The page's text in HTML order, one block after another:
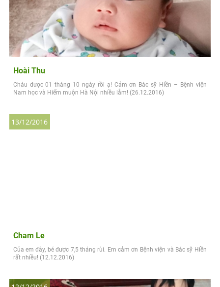
Hoài Thu
Cháu được 01 tháng 10 ngày rồi ạ! Cảm ơn Bác sỹ Hiền – Bệnh viện
Nam học và Hiếm muộn Hà Nội nhiều lắm! (26.12.2016)
Cham Le
Của em đây, bé được 7,5 tháng rùi. Em cảm ơn Bệnh viện và Bác sỹ Hiền
rất nhiều! (12.12.2016)
13/12/2016